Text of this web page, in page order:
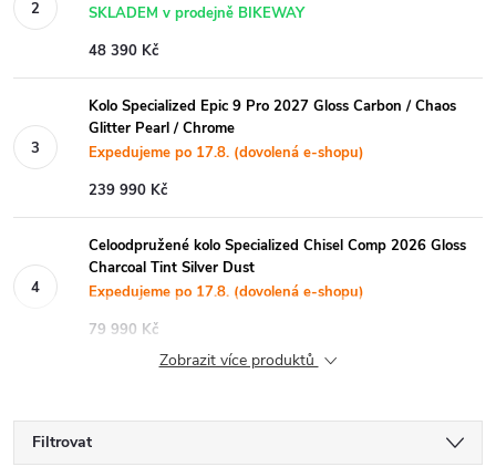
SKLADEM v prodejně BIKEWAY
48 390 Kč
Kolo Specialized Epic 9 Pro 2027 Gloss Carbon / Chaos
Glitter Pearl / Chrome
Expedujeme po 17.8. (dovolená e-shopu)
239 990 Kč
Celoodpružené kolo Specialized Chisel Comp 2026 Gloss
Charcoal Tint Silver Dust
Expedujeme po 17.8. (dovolená e-shopu)
79 990 Kč
Zobrazit více produktů
Filtrovat